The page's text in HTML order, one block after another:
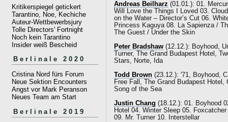
Kritikerspiegel getickert
Tarantino, Noe, Kechiche
Auteur-Wettbewerbsjury
Tolle Directors' Fortnight
Noch kein Tarantino
Insider weiß Bescheid
Berlinale 2020
Cristina Nord fürs Forum
Neue Sektion Encounters
Angst vor Mark Peranson
Neues Team am Start
Berlinale 2019
Andreas Beilharz (01.01.): 01.
Will Love the Things I Loved 03.
on the Water – Director’s Cut 06.
Princess Kaguya 08. La Sapienza /
The Guest / Under the Skin
Peter Bradshaw (12.12.): Boyhood,
Turner, The Grand Budapest Hotel,
Stars, Norte, Ida
Todd Brown (23.12.): '71, Boyhood,
Free Fall, The Grand Budapest
Song of the Sea
Justin Chang (18.12.): 01. Boyhood
Hotel 04. Winter Sleep 05.
09. Mr. Turner 10. Interstellar